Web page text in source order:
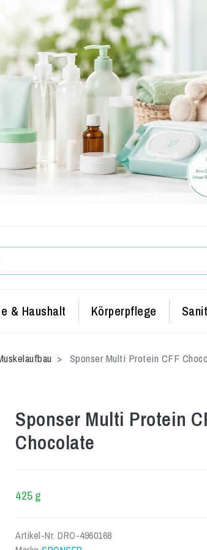
& Haushalt Körperpflege
Sponser Multi Protein CFF
Sponser Multi Protein
Chocolate
425 g
Artikel-Nr. DRO-4960168